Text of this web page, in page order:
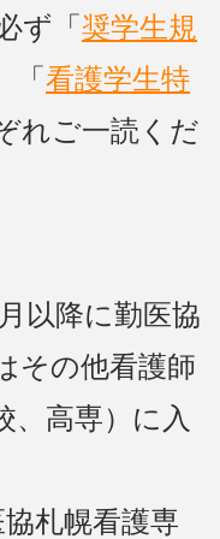
ず「 奨学生規
「 看護学生特
れご一読くだ
以降に勤医協
その他看護師
、高専）に入
札幌看護専